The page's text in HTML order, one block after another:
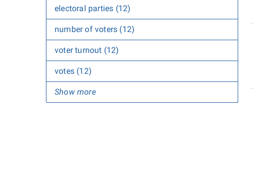
electoral parties (12)
number of voters (12)
voter turnout (12)
votes (12)
Show more